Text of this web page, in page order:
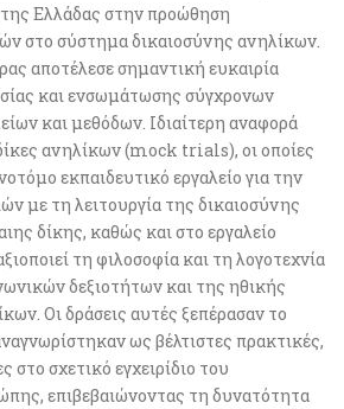
Ελλάδας στην προώθηση
στο σύστημα δικαιοσύνης ανηλίκων.
αποτέλεσε σημαντική ευκαιρία
και ενσωμάτωσης σύγχρονων
και μεθόδων. Ιδιαίτερη αναφορά
δίκες ανηλίκων (mock trials), οι οποίες
εκπαιδευτικό εργαλείο για την
με τη λειτουργία της δικαιοσύνης
δίκης, καθώς και στο εργαλείο
τη φιλοσοφία και τη λογοτεχνία
δεξιοτήτων και της ηθικής
Οι δράσεις αυτές ξεπέρασαν το
ως βέλτιστες πρακτικές,
σχετικό εγχειρίδιο του
επιβεβαιώνοντας τη δυνατότητα